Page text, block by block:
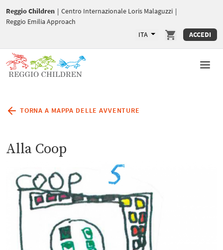
Reggio Children | Centro Internazionale Loris Malaguzzi |
Reggio Emilia Approach
ITA
ACCEDI
TORNA A MAPPA DELLE AVVENTURE
Alla Coop